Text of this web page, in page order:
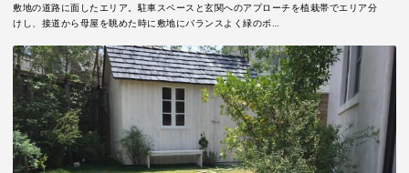
敷地の道路に面したエリア。駐車スペースと玄関へのアプローチを植栽帯でエリア分
けし、接道から母屋を眺めた時に敷地にバランスよく緑のボ…